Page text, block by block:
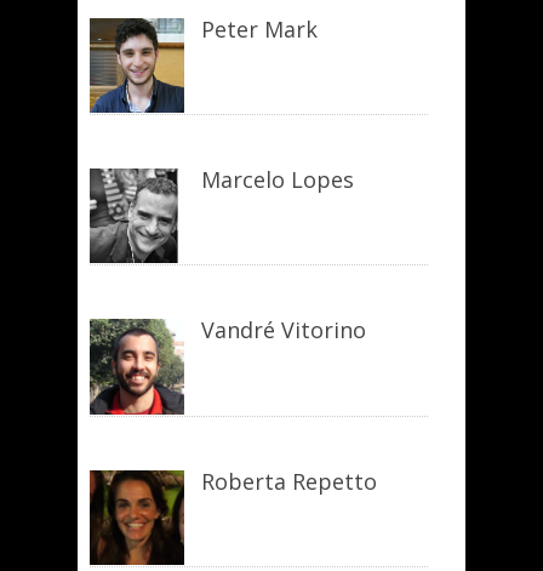
Peter Mark
Marcelo Lopes
Vandré Vitorino
Roberta Repetto